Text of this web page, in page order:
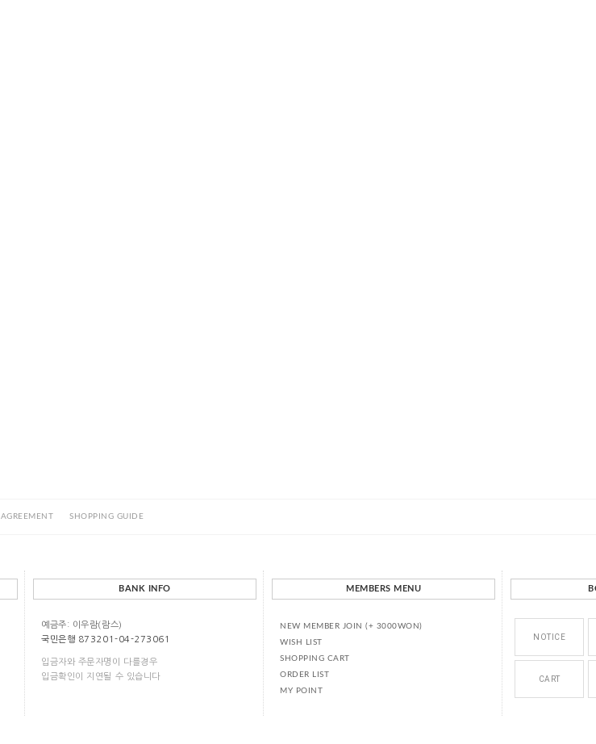
AGREEMENT SHOPPING GUIDE
BANK INFO
예금주: 이우람(람스)
국민은행 873201-04-273061
입금자와 주문자명이 다를경우
입금확인이 지연될 수 있습니다
MEMBERS MENU
NEW MEMBER JOIN (+ 3000WON)
WISH LIST
SHOPPING CART
ORDER LIST
MY POINT
NOTICE
CART